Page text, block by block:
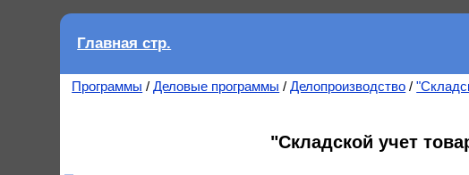
Главная стр.
Программы /Деловые программы /Делопроизводство /
"Складской учет